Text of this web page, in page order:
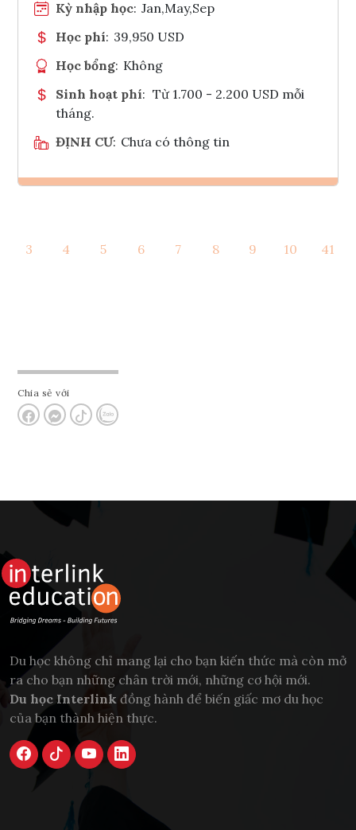
Kỳ nhập học: Jan,May,Sep
Học phí: 39,950 USD
Học bổng: Không
Sinh hoạt phí: Từ 1.700 - 2.200 USD mỗi
tháng.
ĐỊNH CƯ: Chưa có thông tin
Tham vấn Interlink
3 4 5 6 7 8 9 10 41
Chia sẻ với
Du học không chỉ mang lại cho bạn kiến thức mà còn mở
ra cho bạn những chân trời mới, những cơ hội mới.
Du học Interlink đồng hành để biến giấc mơ du học
của bạn thành hiện thực.